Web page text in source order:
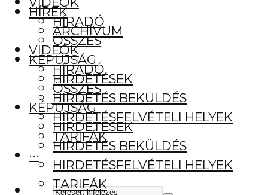
HÍRADÓ
ÖSSZES
KÉPÚJSÁG
HIRDETÉSEK
HIRDETÉS BEKÜLDÉS
HIRDETÉSFELVÉTELI HELYEK
TARIFÁK
···
HÍREK
ARCHÍVUM
VIDEÓK
HÍRADÓ
ÖSSZES
KÉPÚJSÁG
HIRDETÉSEK
HIRDETÉS BEKÜLDÉS
HIRDETÉSFELVÉTELI HELYEK
TARIFÁK